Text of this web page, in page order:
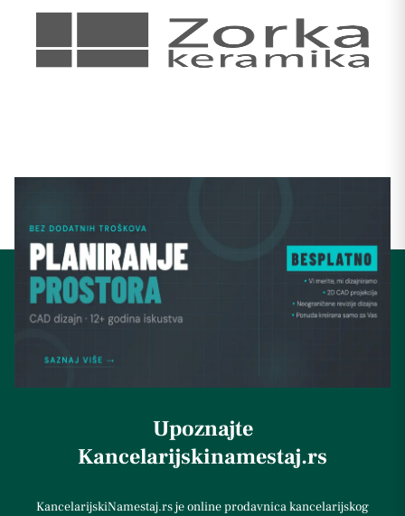
Upoznajte
Kancelarijskinamestaj.rs
KancelarijskiNamestaj.rs je online prodavnica kancelarijskog